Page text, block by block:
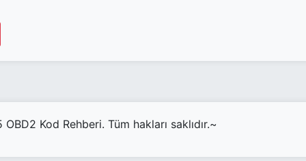
Kod Rehberi. Tüm hakları saklıdır.~